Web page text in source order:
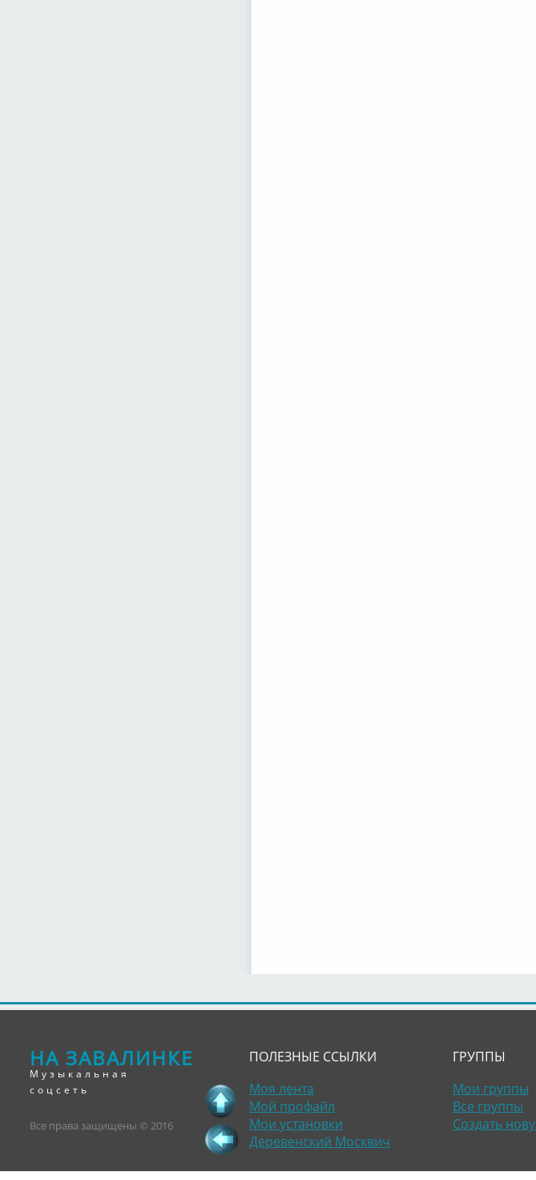
НА ЗАВАЛИНКЕ
Музыкальная
соцсеть
Все права защищены © 2016
ПОЛЕЗНЫЕ ССЫЛКИ
Моя лента
Мой профайл
Мои установки
Деревенский Москвич
ГРУППЫ
Мои группы
Все группы
Создать